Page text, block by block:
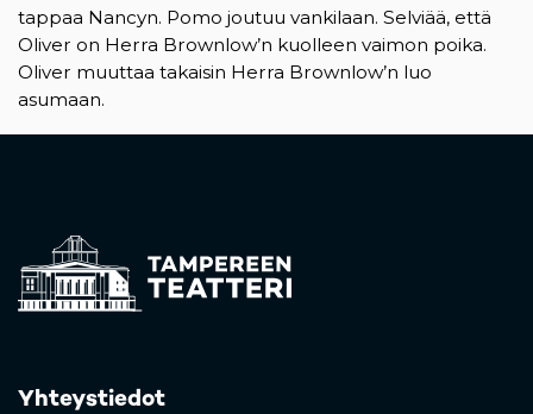
tappaa Nancyn. Pomo joutuu vankilaan. Selviää, että
Oliver on Herra Brownlow’n kuolleen vaimon poika.
Oliver muuttaa takaisin Herra Brownlow’n luo
asumaan.
Yhteystiedot